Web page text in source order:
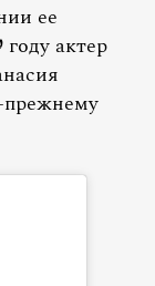
ее
актер